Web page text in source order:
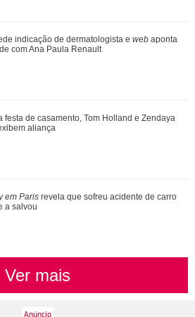
60 porcos e brinca ao ter dificuldade com
pedir ajuda
anuncia Gente Grande 3 e compartilha foto
indicação de dermatologista e web aponta
com Ana Paula Renault
festa de casamento, Tom Holland e Zendaya
aliança
em Paris revela que sofreu acidente de carro
a salvou
Ver mais